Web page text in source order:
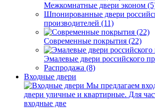
Межкомнатные двери эконом
Шпонированные двери
производителей (11)
Современные покрытия (22)
Эмалевые двери российского
Распродажа (8)
Входные двери
Мы предлагаем
двери уличные и квартирные. Для
входные две